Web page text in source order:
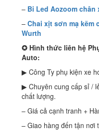
– Bi Led Aozoom
– Chai xịt sơn mạ kẽm
Wurth
✪ Hình thức liên hệ
Auto:
▶ Công Ty phụ kiện xe
▶ Chuyên cung cấp sỉ /
chất lượng.
– Giá cả cạnh tranh +
– Giao hàng đến tận nơi